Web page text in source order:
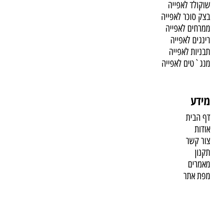
שוקולד לאפייה
בצק סוכר לאפייה
ממרחים לאפייה
רינגים לאפייה
תבניות לאפייה
מנג`טים לאפייה
מידע
דף הבית
אודות
צור קשר
תקנון
מאמרים
מפת אתר